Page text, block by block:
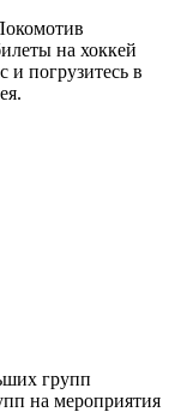
на хоккей
и погрузитесь в
групп
на мероприятия